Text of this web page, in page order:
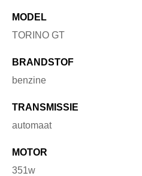
MODEL
TORINO GT
BRANDSTOF
benzine
TRANSMISSIE
automaat
MOTOR
351w